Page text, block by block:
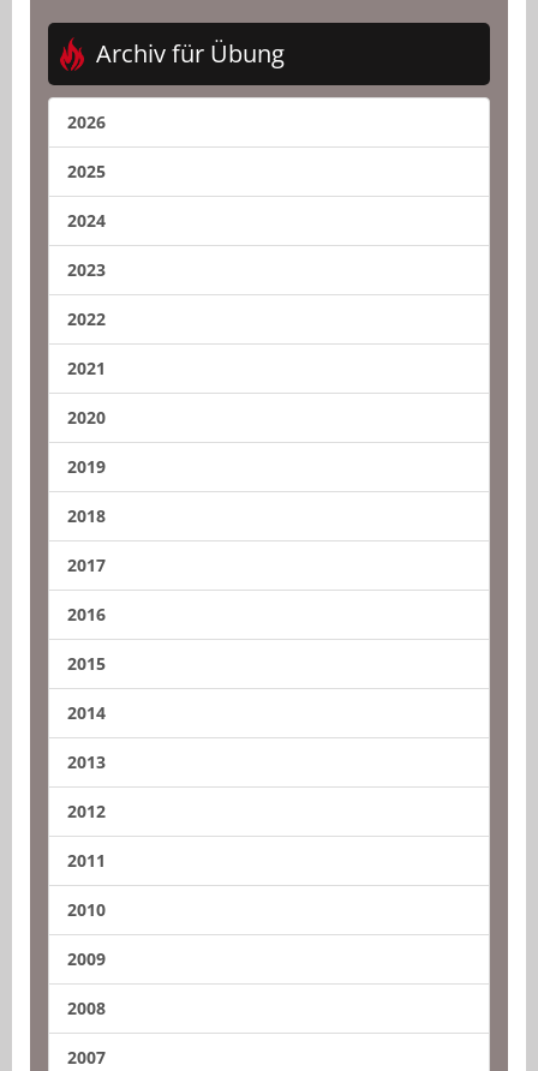
Archiv für Übung
2026
2025
2024
2023
2022
2021
2020
2019
2018
2017
2016
2015
2014
2013
2012
2011
2010
2009
2008
2007